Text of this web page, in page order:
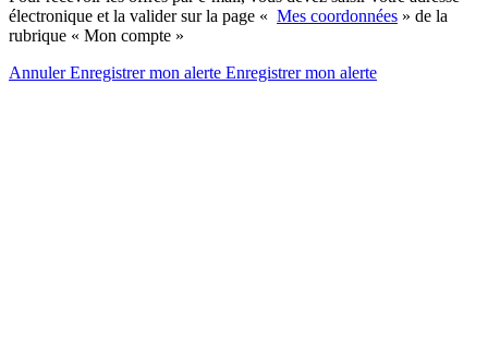
électronique et la valider sur la page « Mes coordonnées » de la
rubrique « Mon compte »
AnnulerEnregistrer mon alerte Enregistrermon alerte